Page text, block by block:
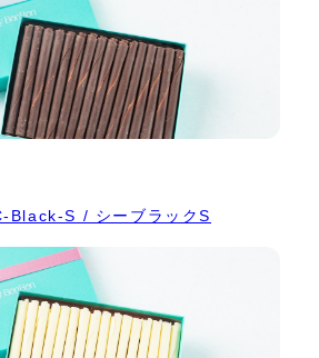
S / シーブラックS